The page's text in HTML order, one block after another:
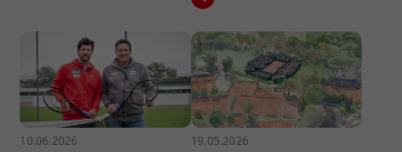
10.06.2026 19.05.2026